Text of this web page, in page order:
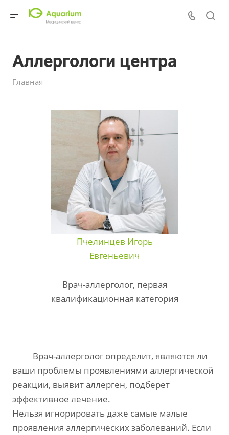
Аллергологи центра
Главная
Пчелинцев Игорь
Евгеньевич
Врач-аллерголог, первая
квалификационная категория
Врач-аллерголог определит, являются ли
ваши проблемы проявлениями аллергической
реакции, выявит аллерген, подберет
эффективное лечение.
Нельзя игнорировать даже самые малые
проявления аллергических заболеваний. Если